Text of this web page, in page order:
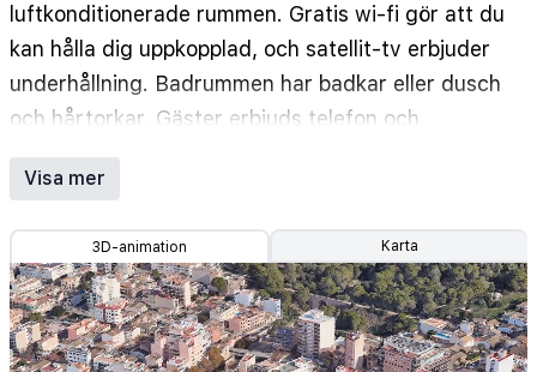
luftkonditionerade rummen. Gratis wi-fi gör att du
kan hålla dig uppkopplad, och satellit-tv erbjuder
underhållning. Badrummen har badkar eller dusch
och hårtorkar. Gäster erbjuds telefon och
skrivbord, såväl som städning dagligen. Avstånd
avrundas till närmsta decimal.
El Arenal strand - 0,2 km
Playa de Palma - 0,3 km
El Arenals hamn - 0,7 km
Aqualand El Arenal - 1 km
Visa mer
3D-animation Karta